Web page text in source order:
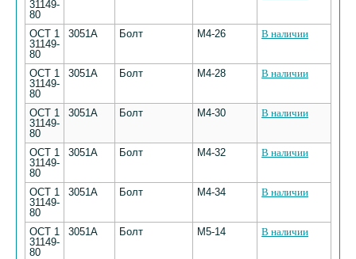
31149-
80
ОСТ 1
31149-
80
3051А Болт М4-26 В наличии
ОСТ 1
31149-
80
3051А Болт М4-28 В наличии
ОСТ 1
31149-
80
3051А Болт М4-30 В наличии
ОСТ 1
31149-
80
3051А Болт М4-32 В наличии
ОСТ 1
31149-
80
3051А Болт М4-34 В наличии
ОСТ 1
31149-
80
3051А Болт М5-14 В наличии